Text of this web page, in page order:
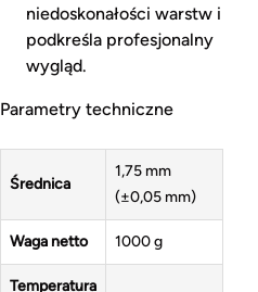
niedoskonałości warstw i
podkreśla profesjonalny
wygląd.
Parametry techniczne
Średnica
1,75 mm
(±0,05 mm)
Waga netto 1000 g
Temperatura